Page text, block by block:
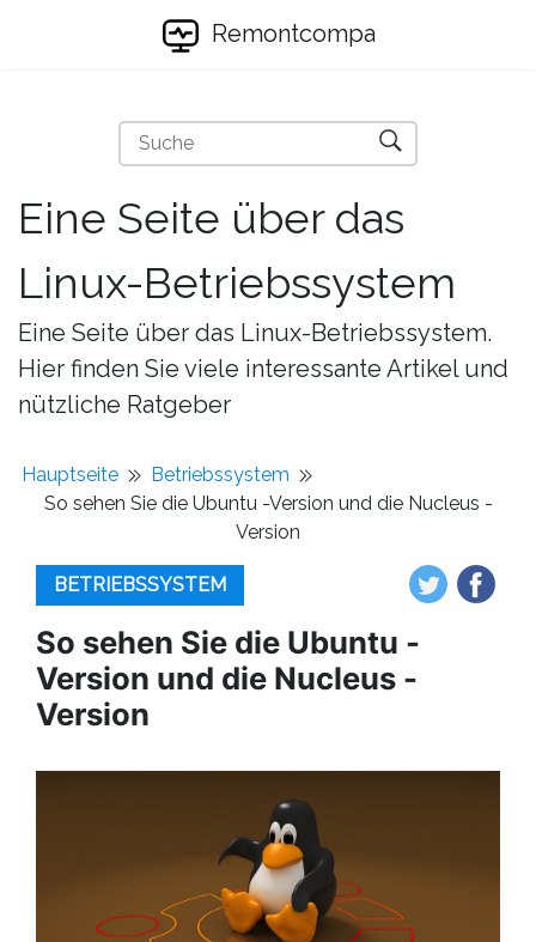
Remontcompa
Eine Seite über das
Linux-Betriebssystem
Eine Seite über das Linux-Betriebssystem.
Hier finden Sie viele interessante Artikel und
nützliche Ratgeber
Hauptseite
Betriebssystem
So sehen Sie die Ubuntu -Version und die Nucleus -
Version
BETRIEBSSYSTEM
So sehen Sie die Ubuntu -
Version und die Nucleus -
Version